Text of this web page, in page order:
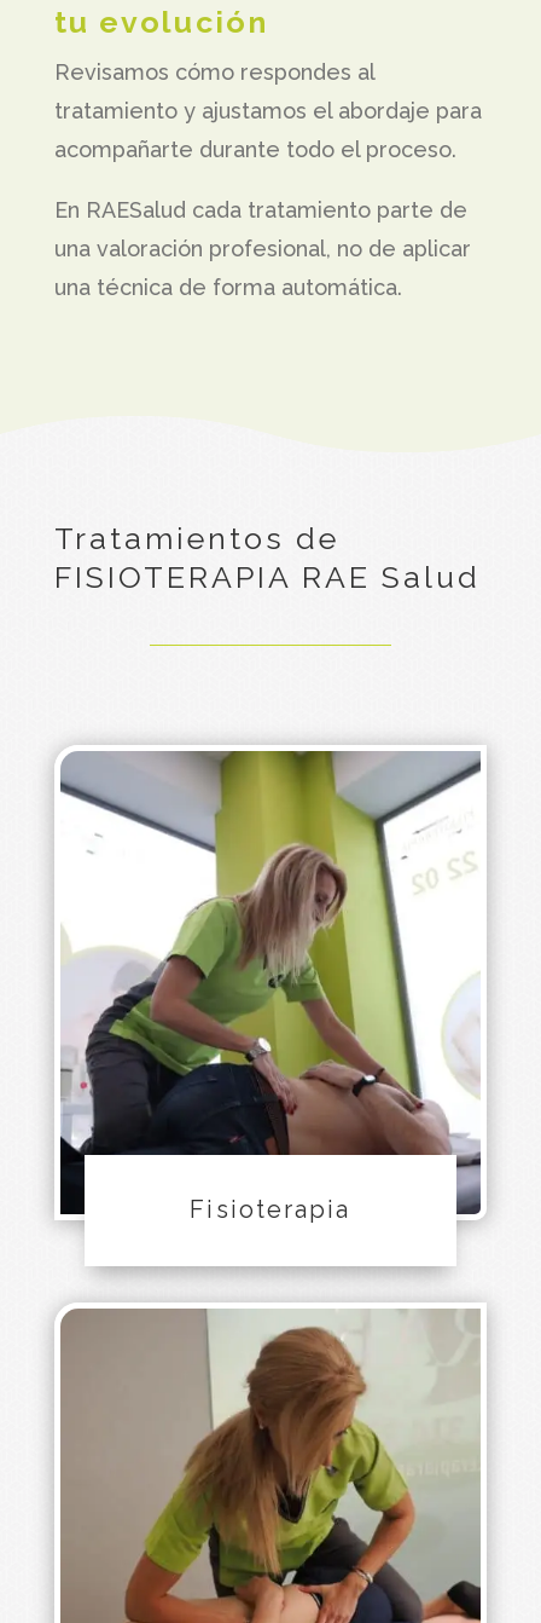
tu evolución
Revisamos cómo respondes al
tratamiento y ajustamos el abordaje para
acompañarte durante todo el proceso.
En RAESalud cada tratamiento parte de
una valoración profesional, no de aplicar
una técnica de forma automática.
Tratamientos de
FISIOTERAPIA RAE Salud
Fisioterapia